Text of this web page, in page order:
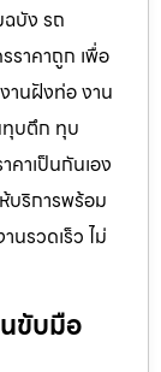
ฉบัง รถ
ราคาถูก เพื่อ
านฝังท่อ งาน
ทุบตึก ทุบ
คาเป็นกันเอง
บริการพร้อม
รวดเร็ว ไม่
ขับมือ